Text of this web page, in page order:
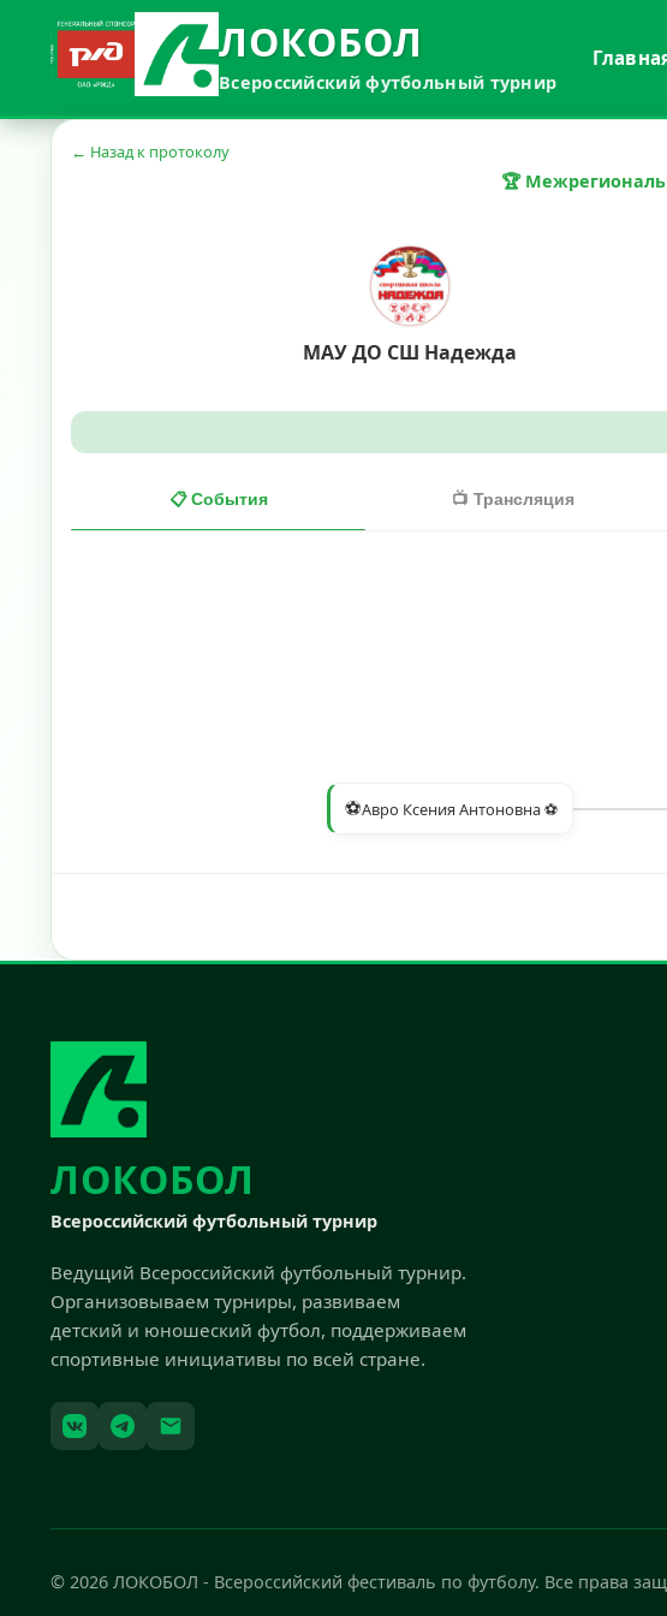
ЛОКОБОЛ
Всероссийский футбольный турнир
← Назад к протоколу
🏆
МАУ ДО СШ Надежда
📋 События 📺 Трансляция
⚽Авро Ксения Антоновна ⚽
ЛОКОБОЛ
Всероссийский футбольный турнир
Ведущий Всероссийский футбольный турнир.
Организовываем турниры, развиваем
детский и юношеский футбол, поддерживаем
спортивные инициативы по всей стране.
© 2026 ЛОКОБОЛ - Всероссийский фестиваль по футболу. Все права